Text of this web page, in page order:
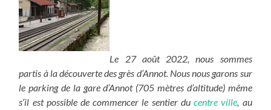
Le 27 août 2022, nous sommes
partis à la découverte des grès d’Annot. Nous nous garons sur
le parking de la gare d’Annot (705 mètres d’altitude) même
s’il est possible de commencer le sentier ducentre ville, au